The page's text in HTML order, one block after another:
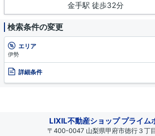
金手駅 徒歩32分
検索条件の変更
エリア
伊勢
詳細条件
LIXIL不動産ショップ プライム
〒400-0047 山梨県甲府市徳行３丁